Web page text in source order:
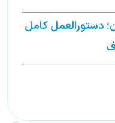
دستورالعمل کامل